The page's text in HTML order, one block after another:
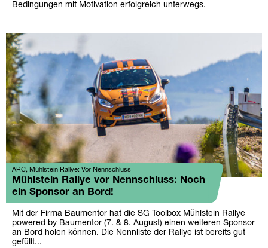
Bedingungen mit Motivation erfolgreich unterwegs.
ARC, Mühlstein Rallye: Vor Nennschluss
Mühlstein Rallye vor Nennschluss: Noch
ein Sponsor an Bord!
Mit der Firma Baumentor hat die SG Toolbox Mühlstein Rallye
powered by Baumentor (7. & 8. August) einen weiteren Sponsor
an Bord holen können. Die Nennliste der Rallye ist bereits gut
gefüllt...